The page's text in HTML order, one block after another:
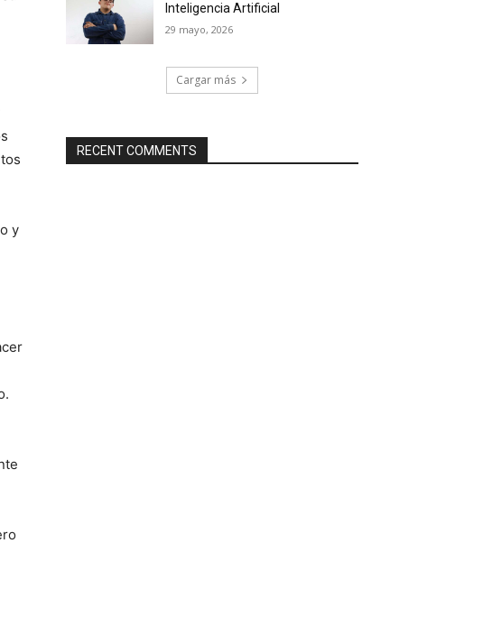
y
Inteligencia Artificial
29 mayo, 2026
Cargar más
RECENT COMMENTS